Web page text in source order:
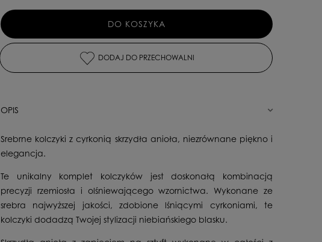
DO KOSZYKA
DODAJ DO PRZECHOWALNI
OPIS
Srebrne kolczyki z cyrkonią skrzydła anioła, niezrównane piękno i
elegancja.
Te unikalny komplet kolczyków jest doskonałą kombinacją
precyzji rzemiosła i olśniewającego wzornictwa. Wykonane ze
srebra najwyższej jakości, zdobione lśniącymi cyrkoniami, te
kolczyki dodadzą Twojej stylizacji niebiańskiego blasku.